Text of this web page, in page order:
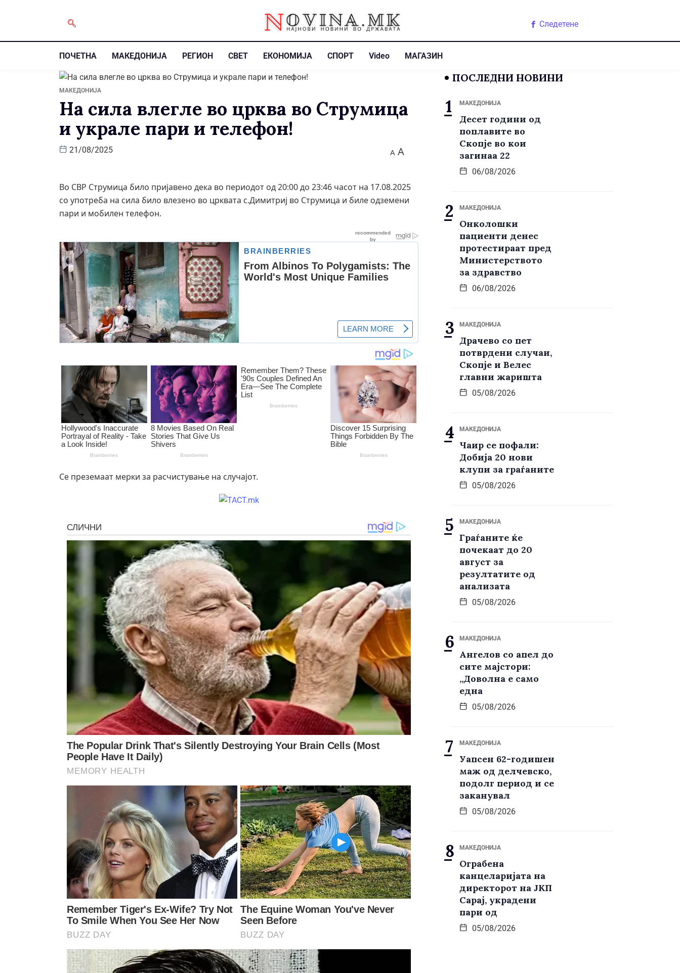
Следетене
ПОЧЕТНА МАКЕДОНИЈА РЕГИОН СВЕТ ЕКОНОМИЈА СПОРТ Video МАГАЗИН
МАКЕДОНИЈА
На сила влегле во црква во Струмица
и украле пари и телефон!
21/08/2025 A A
Во СВР Струмица било пријавено дека во периодот од 20:00 до 23:46 часот на 17.08.2025
со употреба на сила било влезено во црквата с.Димитриј во Струмица и биле одземени
пари и мобилен телефон.
Се преземаат мерки за расчистување на случајот.
ПОСЛЕДНИ НОВИНИ
МАКЕДОНИЈА
Десет години од
поплавите во
Скопје во кои
загинаа 22
06/08/2026
МАКЕДОНИЈА
Онколошки
пациенти денес
протестираат пред
Министерството
за здравство
06/08/2026
МАКЕДОНИЈА
Драчево со пет
потврдени случаи,
Скопје и Велес
главни жаришта
05/08/2026
МАКЕДОНИЈА
Чаир се пофали:
Добија 20 нови
клупи за граѓаните
05/08/2026
МАКЕДОНИЈА
Граѓаните ќе
почекаат до 20
август за
резултатите од
анализата
05/08/2026
МАКЕДОНИЈА
Ангелов со апел до
сите мајстори:
„Доволна е само
една
05/08/2026
МАКЕДОНИЈА
Уапсен 62-годишен
маж од делчевско,
подолг период и се
заканувал
05/08/2026
МАКЕДОНИЈА
Ограбена
канцеларијата на
директорот на ЈКП
Сарај, украдени
пари од
05/08/2026